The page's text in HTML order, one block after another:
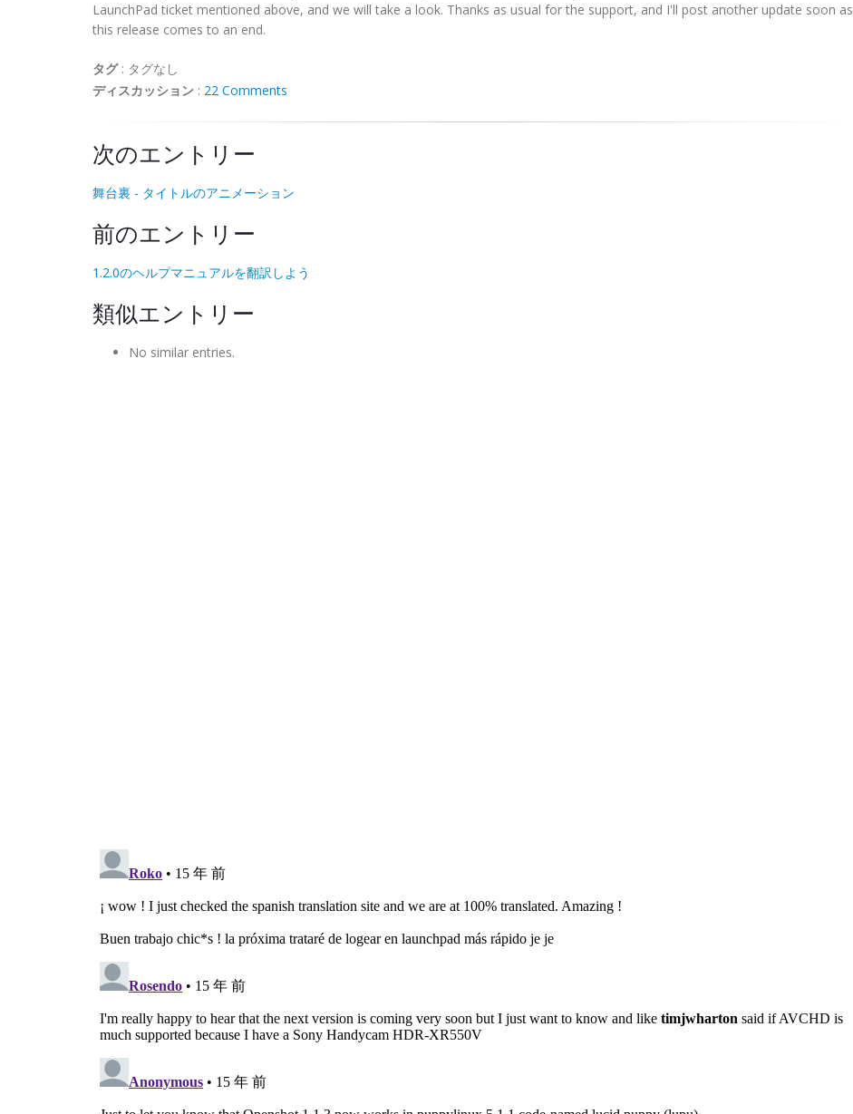
LaunchPad ticket mentioned above, and we will take a look. Thanks as usual for the support, and I'll post another update soon as
this release comes to an end.
タグ: タグなし
ディスカッション : 22 Comments
次のエントリー
舞台裏 - タイトルのアニメーション
前のエントリー
1.2.0のヘルプマニュアルを翻訳しよう
類似エントリー
No similar entries.